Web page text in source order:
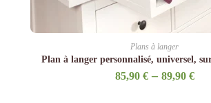
Plans à langer
Plan à langer personnalisé, universel,
85,90 €– 89,90 €